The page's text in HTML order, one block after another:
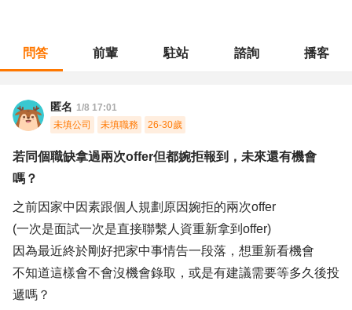
問答 前輩 駐站 諮詢 播客
匿名 1/8 17:01
未填公司
未填職務 26-30歲
若同個職缺拿過兩次offer但都婉拒報到，未來還有機會
嗎？
之前因家中因素跟個人規劃原因婉拒的兩次offer
(一次是面試一次是直接聯繫人資重新拿到offer)
因為最近終於剛好把家中事情告一段落，想重新看機會
不知道這樣會不會沒機會錄取，或是有建議需要等多久後投
遞嗎？